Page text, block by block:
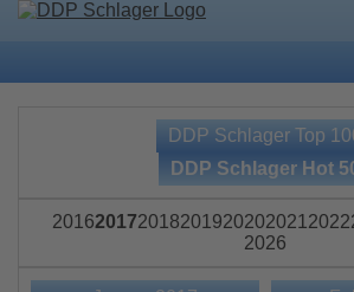
DDP Schlager Top
DDP Schlager Hot
201620172018201920202021 2022
2026